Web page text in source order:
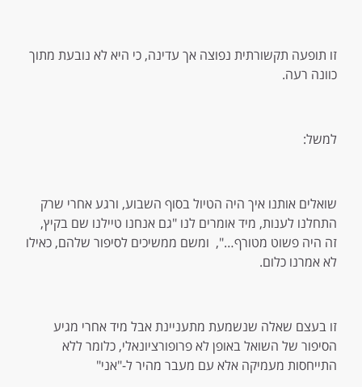
זו תופעה תקשורתית נפוצה אך עדינה, כי היא לא נובעת מתוך
כוונה רעה.
למשל:
שואלים אותנו איך היה הטיול בסוף השבוע, ורגע אחרי שרק
התחלנו לענות, מיד אומרים לנו "גם אנחנו טיילנו שם בקיץ,
זה היה פשוט מטורף…", ומשם ממשיכים לסיפור שלהם, כאילו
לא אמרנו כלום.
זו בעצם שאלה שנשמעת מתעניינת אבל מיד אחרי מגיע
הסיפור של השואל באופן לא פרופורציונאלי, כלומר ללא
התייחסות מעמיקה אלא עם מעבר מהיר ל-"אני"